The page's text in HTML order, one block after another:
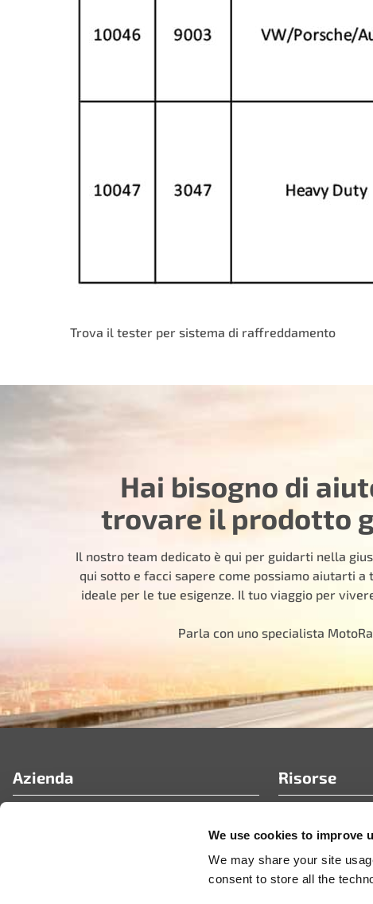
We use cookies to improve
We may share your site
consent to store all the
Trova il tester per sistema di raffreddamento
Hai bisogno di
trovare il prodotto
Il nostro team dedicato è qui per guidarti nella
qui sotto e facci sapere come possiamo aiutarti
ideale per le tue esigenze. Il tuo viaggio per
Parla con uno specialista
Azienda Risorse
Articoli tecnici
Notizie e
Video